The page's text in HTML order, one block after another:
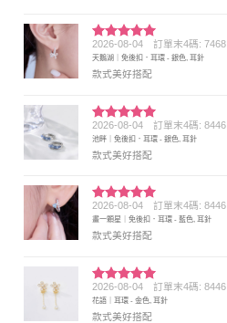
評分5 滿
分 5
2026-08-04 訂單末4碼: 7468
天鵝湖｜免後扣．耳環 - 銀色, 耳針
款式美好搭配
評分5滿
分 5
2026-08-04 訂單末4碼: 8446
池畔｜免後扣．耳環 - 銀色, 耳針
款式美好搭配
評分5 滿
分 5
2026-08-04 訂單末4碼: 8446
畫一顆星｜免後扣．耳環 - 藍色, 耳針
款式美好搭配
評分5 滿
分 5
2026-08-04 訂單末4碼: 8446
花語｜耳環 - 金色, 耳針
款式美好搭配